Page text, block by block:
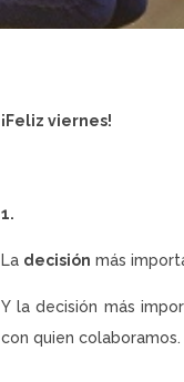
¡Feliz viernes!
1.
La decisión más
Y la decisión más
con quien colaboramos.